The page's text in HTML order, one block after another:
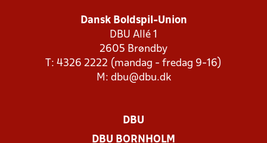
Dansk Boldspil-Union
DBU Allé 1
2605 Brøndby
T: 4326 2222 (mandag - fredag 9-16)
M: dbu@dbu.dk
DBU
DBU BORNHOLM